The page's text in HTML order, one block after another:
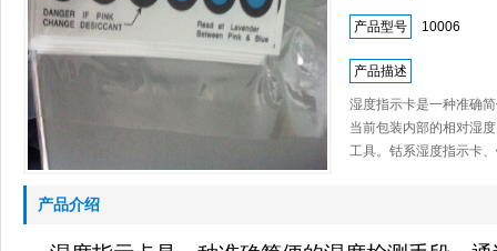
产品型号 10006
产品描述
湿度指示卡是一种准确
当前包装内部的相对湿
工具。钴系湿度指示卡
产品介绍